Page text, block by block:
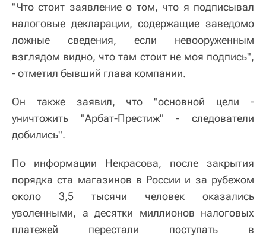
"Что стоит заявление о том, что я подписывал
налоговые декларации, содержащие заведомо
ложные сведения, если невооруженным
взглядом видно, что там стоит не моя подпись",
- отметил бывший глава компании.
Он также заявил, что "основной цели -
уничтожить "Арбат-Престиж" - следователи
добились".
По информации Некрасова, после закрытия
порядка ста магазинов в России и за рубежом
около 3,5 тысячи человек оказались
уволенными, а десятки миллионов налоговых
платежей перестали поступать в